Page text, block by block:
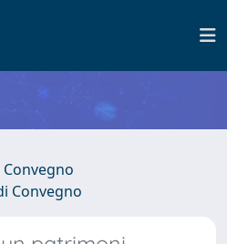
Convegno